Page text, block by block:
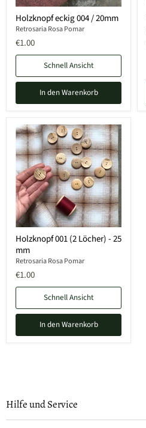
Holzknopf eckig 004 / 20mm
Retrosaria Rosa Pomar
€1.00
Schnell Ansicht
In den Warenkorb
Holzknopf 001 (2 Löcher) - 25
mm
Retrosaria Rosa Pomar
€1.00
Schnell Ansicht
In den Warenkorb
Hilfe und Service